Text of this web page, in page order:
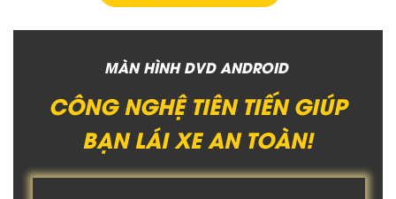
MÀN HÌNH DVD ANDROID
CÔNG NGHỆ TIÊN TIẾN GIÚP
BẠN LÁI XE AN TOÀN!